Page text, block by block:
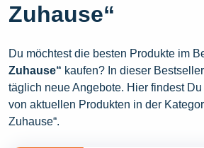
Zuhause“
Du möchtest die besten Produkte im
Zuhause“ kaufen? In dieser
täglich neue Angebote. Hier findest
von aktuellen Produkten in der
Zuhause“.